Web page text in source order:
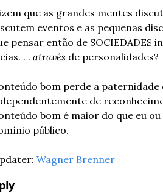
que as grandes mentes
eventos e as pequenas
pensar então de SOCIEDADES
. . através de personalidades?
bom perde a paternidade
de
bom é maior do que eu
público.
Wagner Brenner